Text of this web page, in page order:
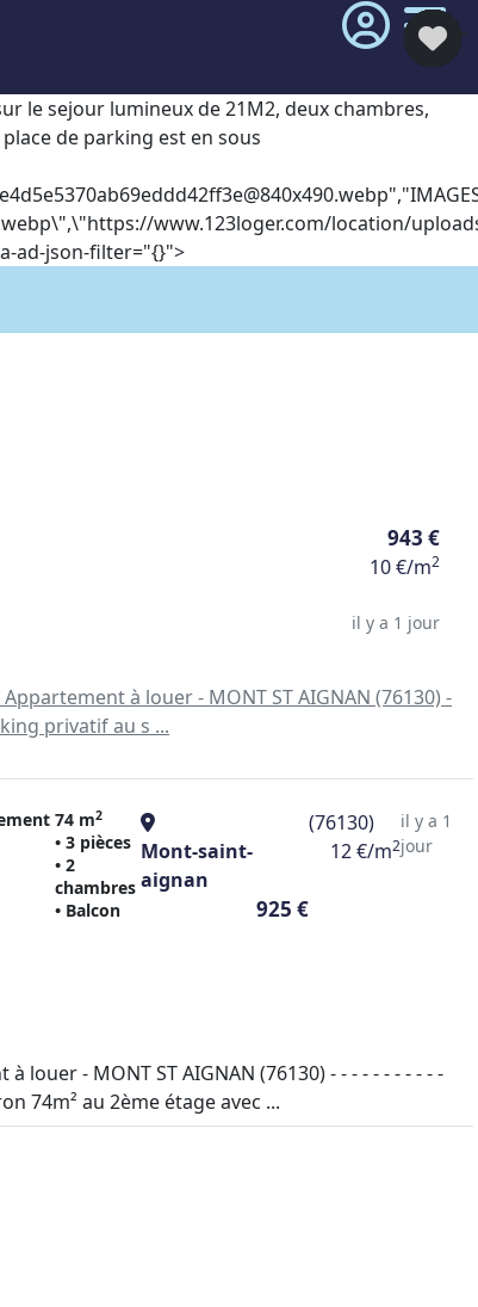
le sejour lumineux de 21M2, deux chambres,
de parking est en sous
\",\"https://www.123loger.com/location/
ad-json-filter="{}">
943 €
10 €/m2
il y a 1 jour
à louer - MONT ST AIGNAN (76130) -
privatif au s ...
74 m2
• 3 pièces
• 2
chambres
• Balcon
Mont-saint-
aignan
925 €
(76130)
12 €/m2
il y a 1
jour
- MONT ST AIGNAN (76130) - - - - - - - - - - -
74m² au 2ème étage avec ...